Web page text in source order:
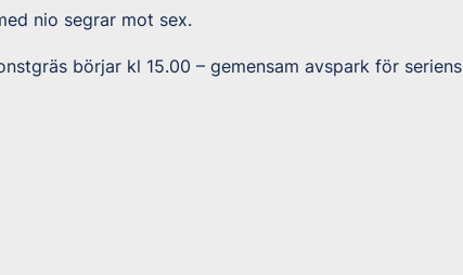
nio segrar mot sex.
börjar kl 15.00 – gemensam avspark för seriens